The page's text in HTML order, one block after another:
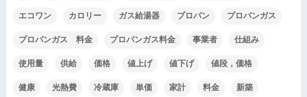
エコワン カロリー ガス給湯器 プロパン プロパンガス
プロパンガス 料金 プロパンガス料金 事業者 仕組み
使用量 供給 価格 値上げ 値下げ 値段，価格
健康 光熱費 冷蔵庫 単価 家計 料金 新築